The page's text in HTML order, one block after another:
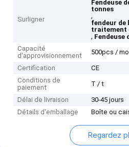
Surligner
Fendeuse
tonnes
,
fendeur de
traitement
, Fendeuse
Capacité
d'approvisionnement
500pcs /
Certification
CE
Conditions de
paiement
T / t
Délai de livraison
30-45 jours
Détails d'emballage
Boîte ou
Regardez